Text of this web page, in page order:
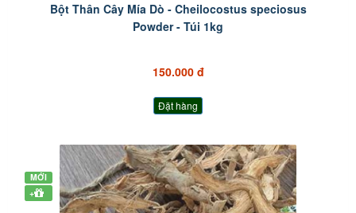
Bột Thân Cây Mía Dò - Cheilocostus speciosus
Powder - Túi 1kg
150.000 đ
Đặt hàng
MỚI
+